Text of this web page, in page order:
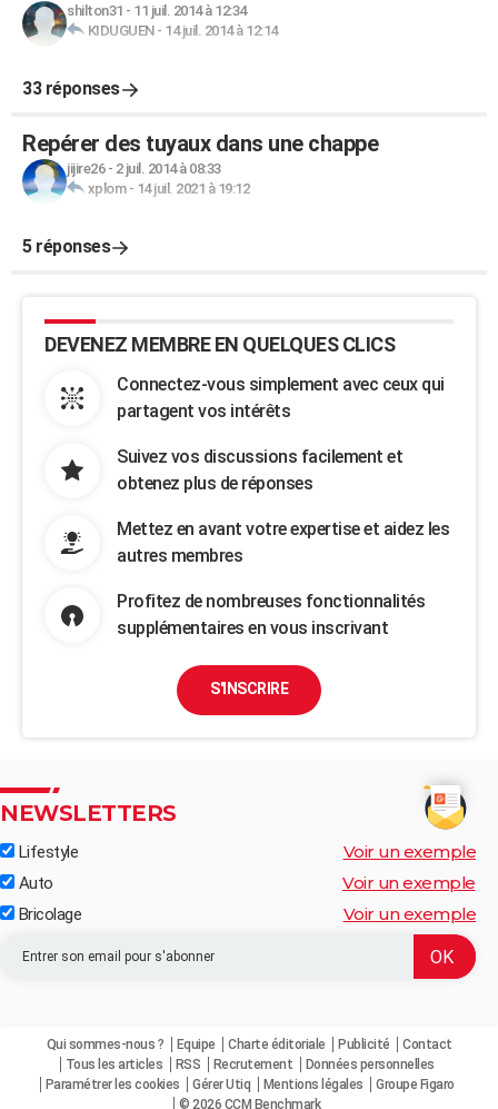
shilton31 - 11 juil. 2014 à 12:34
KIDUGUEN- 14 juil. 2014 à 12:14
33 réponses
Repérer des tuyaux dans une chappe
jijire26- 2 juil. 2014 à 08:33
xplom- 14 juil. 2021 à 19:12
5 réponses
DEVENEZ MEMBRE EN QUELQUES CLICS
Connectez-vous simplement avec ceux qui
partagent vos intérêts
Suivez vos discussions facilement et
obtenez plus de réponses
Mettez en avant votre expertise et aidez les
autres membres
Profitez de nombreuses fonctionnalités
supplémentaires en vous inscrivant
S'INSCRIRE
NEWSLETTERS
Lifestyle Voir un exemple
Auto Voir un exemple
Bricolage Voir un exemple
Qui sommes-nous ? Equipe Charte éditoriale Publicité
Contact
Tous les articles
RSS Recrutement
Données personnelles
Paramétrer les cookies
Gérer Utiq Mentions légales
Groupe Figaro
© 2026 CCM Benchmark